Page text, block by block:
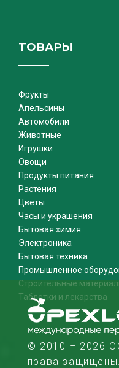
ТОВАРЫ
Фрукты
Апельсины
Автомобили
Животные
Игрушки
Овощи
Продукты питания
Растения
Цветы
Часы и украшения
Бытовая химия
Электроника
Бытовая техника
Промышленное
Строительные
Таблетки и лекарства
© 2010 – 2026
права защищены.